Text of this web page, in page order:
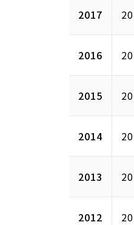
2017
2016
2015
2014
2013
2012